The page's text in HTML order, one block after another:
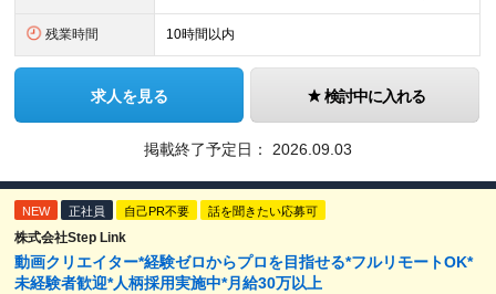
残業時間 10時間以内
求人を見る 検討中に入れる
掲載終了予定日： 2026.09.03
NEW 正社員 自己PR不要 話を聞きたい応募可
株式会社Step Link
動画クリエイター*経験ゼロからプロを目指せる*フルリモートOK*
未経験者歓迎*人柄採用実施中*月給30万以上